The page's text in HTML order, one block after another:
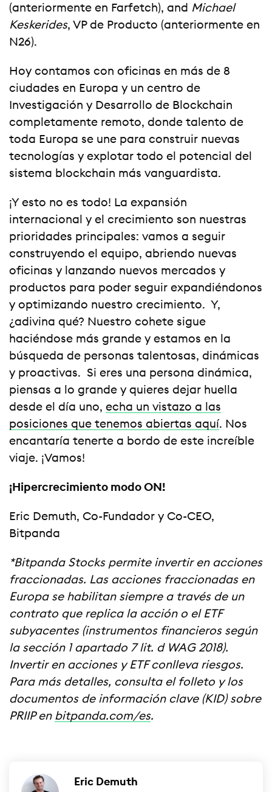
(anteriormente en Farfetch), and Michael
Keskerides, VP de Producto (anteriormente en
N26).
Hoy contamos con oficinas en más de 8
ciudades en Europa y un centro de
Investigación y Desarrollo de Blockchain
completamente remoto, donde talento de
toda Europa se une para construir nuevas
tecnologías y explotar todo el potencial del
sistema blockchain más vanguardista.
¡Y esto no es todo! La expansión
internacional y el crecimiento son nuestras
prioridades principales: vamos a seguir
construyendo el equipo, abriendo nuevas
oficinas y lanzando nuevos mercados y
productos para poder seguir expandiéndonos
y optimizando nuestro crecimiento. Y,
¿adivina qué? Nuestro cohete sigue
haciéndose más grande y estamos en la
búsqueda de personas talentosas, dinámicas
y proactivas. Si eres una persona dinámica,
piensas a lo grande y quieres dejar huella
desde el día uno, echa un vistazo a las
posiciones que tenemos abiertas aquí. Nos
encantaría tenerte a bordo de este increíble
viaje. ¡Vamos!
¡Hipercrecimiento modo ON!
Eric Demuth, Co-Fundador y Co-CEO,
Bitpanda
*Bitpanda Stocks permite invertir en acciones
fraccionadas. Las acciones fraccionadas en
Europa se habilitan siempre a través de un
contrato que replica la acción o el ETF
subyacentes (instrumentos financieros según
la sección 1 apartado 7 lit. d WAG 2018).
Invertir en acciones y ETF conlleva riesgos.
Para más detalles, consulta el folleto y los
documentos de información clave (KID) sobre
PRIIP en bitpanda.com/es.
Eric Demuth